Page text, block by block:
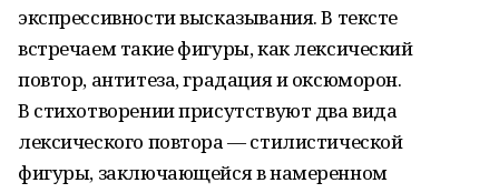
экспрессивности высказывания. В тексте
встречаем такие фигуры, как лексический
повтор, антитеза, градация и оксюморон.
В стихотворении присутствуют два вида
лексического повтора — стилистической
фигуры, заключающейся в намеренном